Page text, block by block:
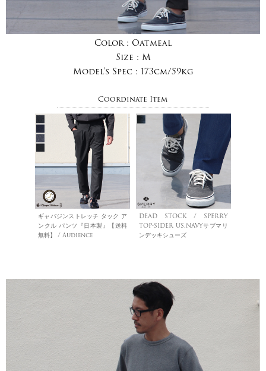
Color : Oatmeal
Size : M
Model's Spec : 173cm/59kg
Coordinate Item
ギャバジンストレッチ タック ア
ンクル パンツ『日本製』【送料
無料】 / Audience
DEAD STOCK / SPERRY
TOP-SIDER US.NAVYサブマリ
ンデッキシューズ